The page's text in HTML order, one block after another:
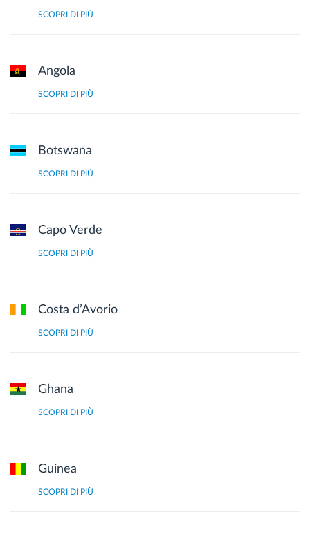
SCOPRI DI PIÙ
Angola
SCOPRI DI PIÙ
Botswana
SCOPRI DI PIÙ
Capo Verde
SCOPRI DI PIÙ
Costa d’Avorio
SCOPRI DI PIÙ
Ghana
SCOPRI DI PIÙ
Guinea
SCOPRI DI PIÙ